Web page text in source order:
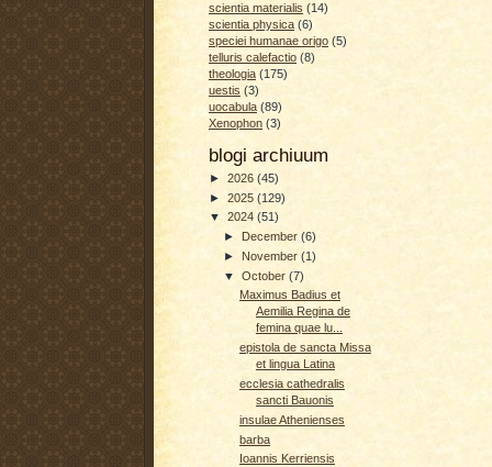
scientia materialis (14)
scientia physica (6)
speciei humanae origo (5)
telluris calefactio (8)
theologia (175)
uestis (3)
uocabula (89)
Xenophon (3)
blogi archiuum
► 2026 (45)
► 2025 (129)
▼ 2024 (51)
►December(6)
►November(1)
▼October(7)
Maximus Badius et
Aemilia Regina de
femina quae lu...
epistola de sancta Missa
et lingua Latina
ecclesia cathedralis
sancti Bauonis
insulae Athenienses
barba
Ioannis Kerriensis